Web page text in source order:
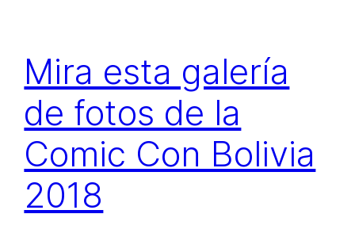
Mira esta galería
de fotos de la
Comic Con Bolivia
2018